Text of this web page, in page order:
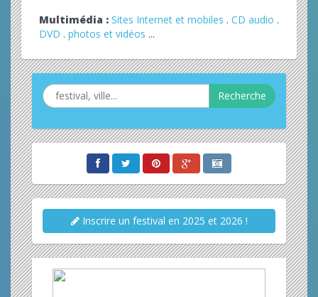
Multimédia : Sites Internet et mobiles . CD audio .
DVD . photos et vidéos ...
Recherche
Inscrire un festival en 2025 et 2026 !